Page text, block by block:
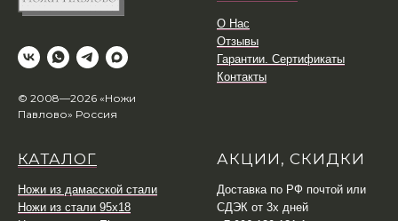
© 2008—2026 «Ножи
Павлово» Россия
О Нас
Отзывы
Гарантии. Сертификаты
Контакты
КАТАЛОГ
Ножи из дамасской стали
Ножи из стали 95х18
АКЦИИ, СКИДКИ
Доставка по РФ почтой или
СДЭК от 3х дней